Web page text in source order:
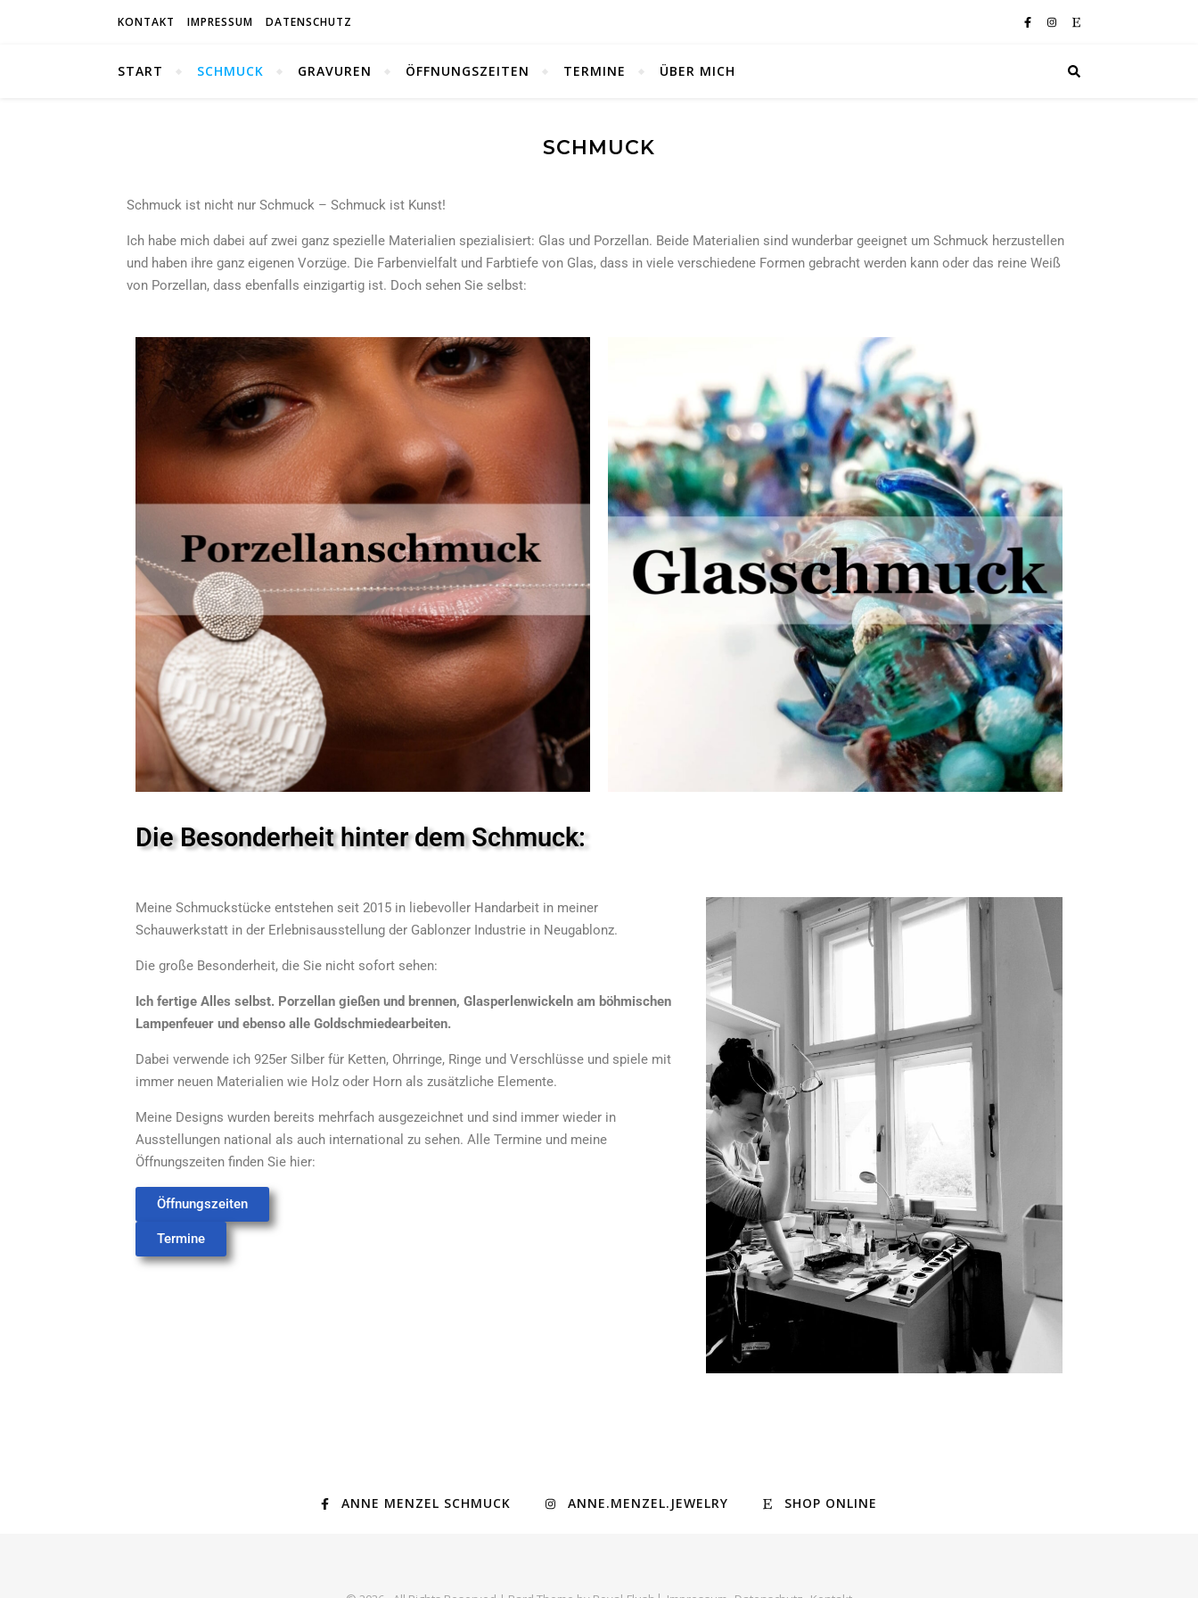
KONTAKT IMPRESSUM DATENSCHUTZ
START SCHMUCK GRAVUREN ÖFFNUNGSZEITEN TERMINE ÜBER MICH
SCHMUCK
Schmuck ist nicht nur Schmuck – Schmuck ist Kunst!
Ich habe mich dabei auf zwei ganz spezielle Materialien spezialisiert: Glas und Porzellan. Beide Materialien sind wunderbar geeignet um Schmuck herzustellen
und haben ihre ganz eigenen Vorzüge. Die Farbenvielfalt und Farbtiefe von Glas, dass in viele verschiedene Formen gebracht werden kann oder das reine Weiß
von Porzellan, dass ebenfalls einzigartig ist. Doch sehen Sie selbst:
Die Besonderheit hinter dem Schmuck:
Meine Schmuckstücke entstehen seit 2015 in liebevoller Handarbeit in meiner
Schauwerkstatt in der Erlebnisausstellung der Gablonzer Industrie in Neugablonz.
Die große Besonderheit, die Sie nicht sofort sehen:
Ich fertige Alles selbst. Porzellan gießen und brennen, Glasperlenwickeln am böhmischen
Lampenfeuer und ebenso alle Goldschmiedearbeiten.
Dabei verwende ich 925er Silber für Ketten, Ohrringe, Ringe und Verschlüsse und spiele mit
immer neuen Materialien wie Holz oder Horn als zusätzliche Elemente.
Meine Designs wurden bereits mehrfach ausgezeichnet und sind immer wieder in
Ausstellungen national als auch international zu sehen. Alle Termine und meine
Öffnungszeiten finden Sie hier:
Öffnungszeiten
Termine
ANNE MENZEL SCHMUCK ANNE.MENZEL.JEWELRY SHOP ONLINE